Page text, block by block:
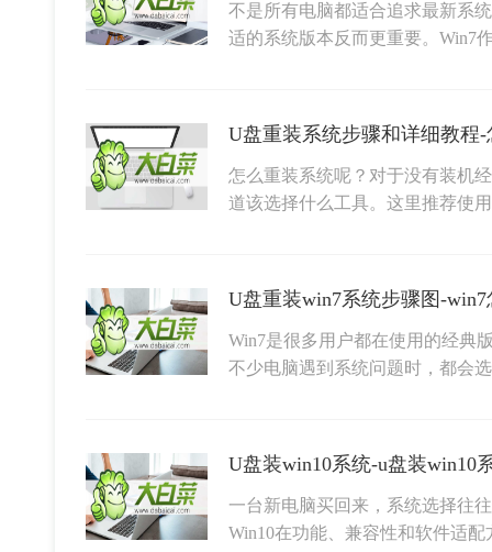
不是所有电脑都适合追求最新系
适的系统版本反而更重要。Win7
U盘重装系统步骤和详细教程
怎么重装系统呢？对于没有装机
道该选择什么工具。这里推荐使
U盘重装win7系统步骤图-
Win7是很多用户都在使用的经典
不少电脑遇到系统问题时，都会
U盘装win10系统-u盘装win10
一台新电脑买回来，系统选择往
Win10在功能、兼容性和软件适